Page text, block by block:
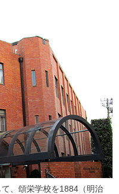
、頌栄学校を1884（明治